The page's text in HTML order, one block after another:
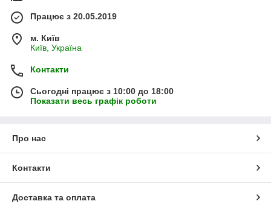
Працює з 20.05.2019
м. Київ
Київ, Україна
Контакти
Сьогодні працює з 10:00 до 18:00
Показати весь графік роботи
Про нас
Контакти
Доставка та оплата